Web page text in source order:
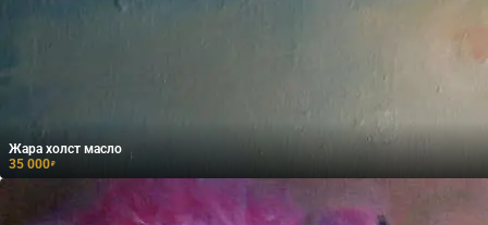
Жара холст масло
35 000₽